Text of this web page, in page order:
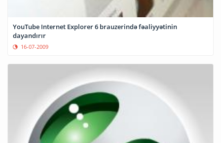
YouTube Internet Explorer 6 brauzerində fəaliyyətinin
dayandırır
16-07-2009